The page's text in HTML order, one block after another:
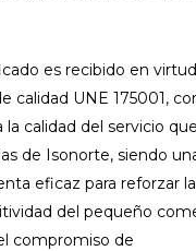
es recibido en
calidad UNE 175001,
la calidad del servicio
de Isonorte, siendo
eficaz para reforzar la
del pequeño
compromiso de